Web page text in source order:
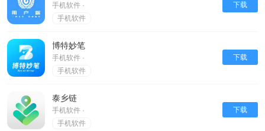
手机软件 ·
手机软件
下载
博特妙笔
手机软件 ·
手机软件
下载
泰乡链
手机软件 ·
手机软件
下载